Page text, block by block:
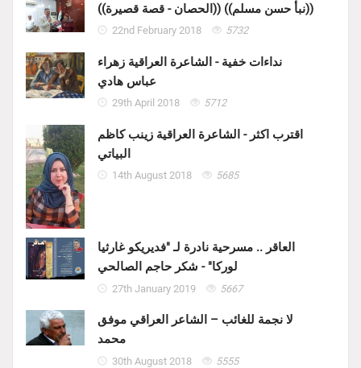
((الحصان - قصة قصيرة)) ((نبأ حسن مسلم))
22nd February 2018 5732
نداءات خفية - الشاعرة العراقية زهراء
عباس هادي
29th April 2018 5712
اقترب اكثر - الشاعرة العراقية زينب كاظم
البياتي
14th August 2018 5685
العاقر .. مسرحية نادرة لـ "فديريكو غارثيا
لوركا" - شكر حاجم الصالحي
27th January 2019 5667
لا نجمة للغائب – الشاعر العراقي موفق
محمد
30th August 2018 5555